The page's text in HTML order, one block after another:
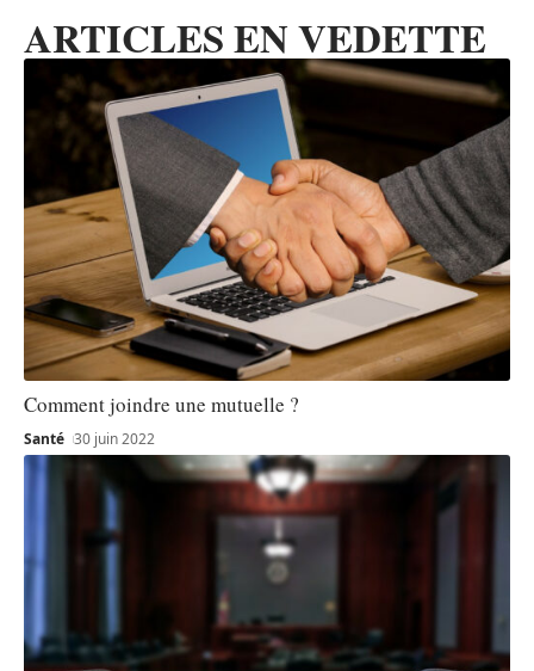
ARTICLES EN VEDETTE
Comment joindre une mutuelle ?
Santé 30 juin 2022